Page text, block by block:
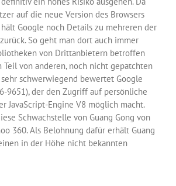
auf die neue Version des Browsers
Google noch Details zu mehreren der
So geht man dort auch immer
von Drittanbietern betroffen
Teil von anderen, noch nicht gepatchten
schwerwiegend bewertet Google
9651), der den Zugriff auf persönliche
JavaScript-Engine V8 möglich macht.
Schwachstelle von Guang Gong von
360. Als Belohnung dafür erhält Guang
in der Höhe nicht bekannten